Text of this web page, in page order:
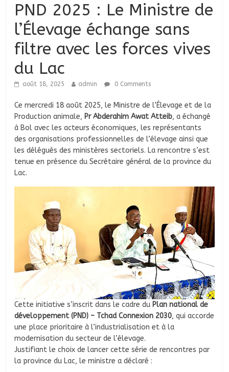
PND 2025 : Le Ministre de
l’Élevage échange sans
filtre avec les forces vives
du Lac
août 18, 2025 admin 0 Comments
Ce mercredi 18 août 2025, le Ministre de l’Élevage et de la
Production animale, Pr Abderahim Awat Atteib, a échangé
à Bol avec les acteurs économiques, les représentants
des organisations professionnelles de l’élevage ainsi que
les délégués des ministères sectoriels. La rencontre s’est
tenue en présence du Secrétaire général de la province du
Lac.
Cette initiative s’inscrit dans le cadre du Plan national de
développement (PND) – Tchad Connexion 2030, qui accorde
une place prioritaire à l’industrialisation et à la
modernisation du secteur de l’élevage.
Justifiant le choix de lancer cette série de rencontres par
la province du Lac, le ministre a déclaré :